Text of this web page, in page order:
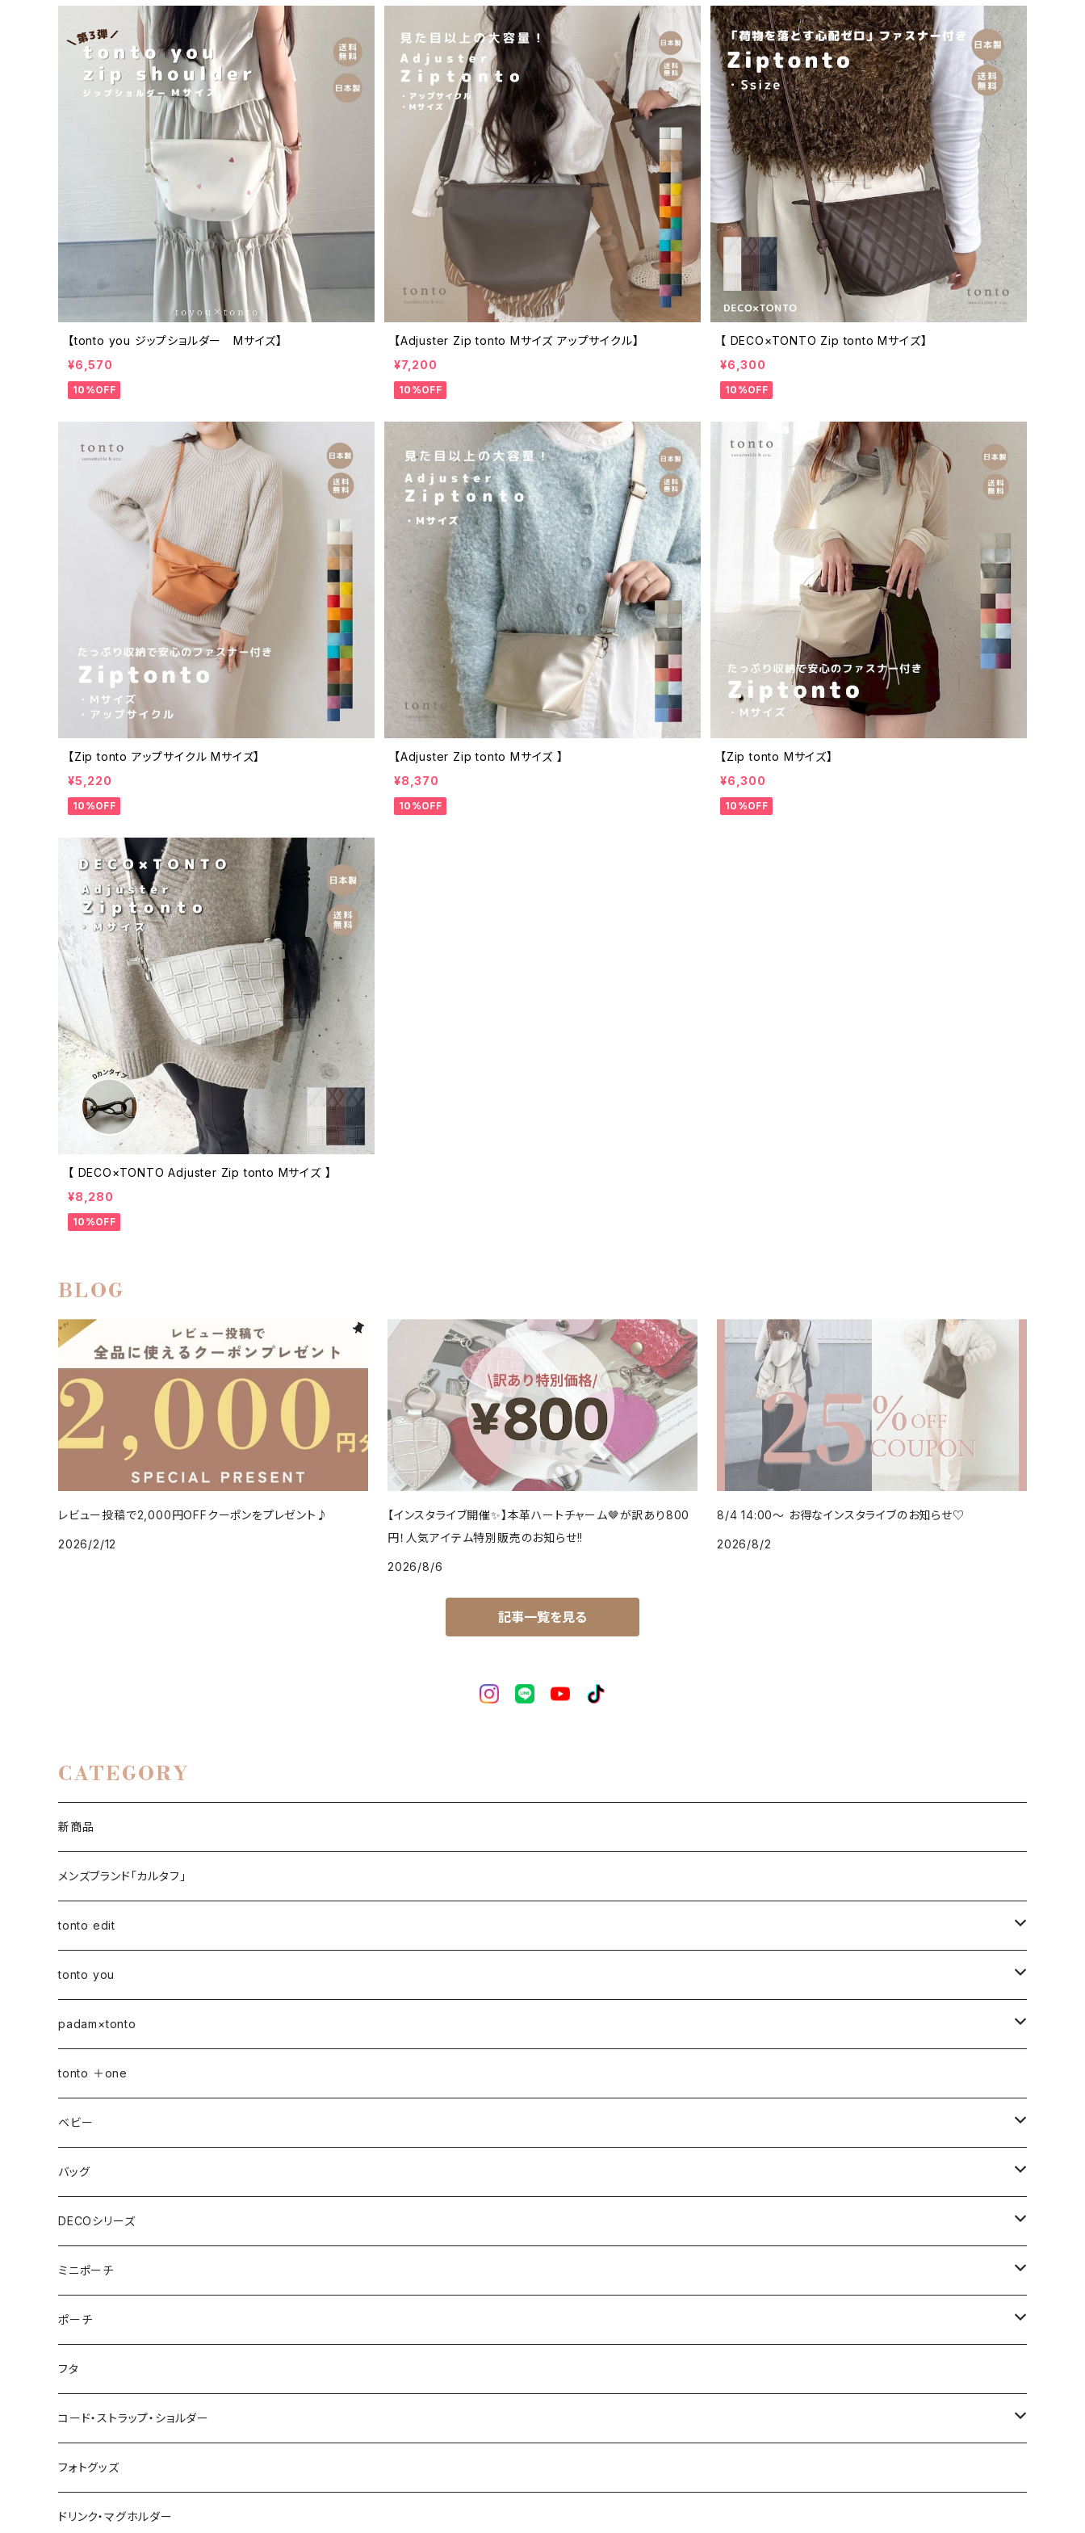
【tonto you ジップショルダー Mサイズ】
¥6,570
10%OFF
【Adjuster Zip tonto Mサイズ アップサイクル】
¥7,200
10%OFF
【 DECO×TONTO Zip tonto Mサイズ】
¥6,300
10%OFF
【Zip tonto アップサイクル Mサイズ】
¥5,220
10%OFF
【Adjuster Zip tonto Mサイズ 】
¥8,370
10%OFF
【Zip tonto Mサイズ】
¥6,300
10%OFF
【 DECO×TONTO Adjuster Zip tonto Mサイズ 】
¥8,280
10%OFF
BLOG
レビュー投稿で2,000円OFFクーポンをプレゼント♪
2026/2/12
【インスタライブ開催✨】本革ハートチャーム🤎が訳あり800
円！人気アイテム特別販売のお知らせ!!
2026/8/6
8/4 14:00～ お得なインスタライブのお知らせ♡
2026/8/2
記事一覧を見る
CATEGORY
新商品
メンズブランド「カルタフ」
tonto edit
petal bag
tonto you
ベビー
おむつポーチ
おむつポーチ fit
母子手帳ケース
ストローラーバッグ
バッグ
ショルダーバッグ
アジャスターショルダーバッグ
バッグイン巾着
マルシェバッグ
ポーチ
シカクポーチ
マルチポーチ
オールインポーチ
ボトルホルダー
ドリンク・マグホルダー
インテリア
レザーケース
ティッシュケース
ステーショナリー
ペンケース
ブックカバー
ストラップ
padam×tonto
Sサイズ
Mサイズ
tonto ＋one
ベビー
おむつポーチ
おむつポーチ
ポケット付きおむつポーチ
おむつポーチ fit
おむつポーチ fit
ポケット付きおむつポーチ fit
ストローラーバッグ
ウェットティッシュケース
NEWウェットティッシュケース
３点セット
ポケットティッシュケース
NEWポケットティッシュケース
３点セット
母子手帳ケース
マザーズバッグ
保冷保温ポーチ
バッグ
ショルダーバッグ
ファスナー付きショルダーバッグ
スマホショルダー
トートバッグ
トートバッグ
レザートートバッグ（横型）
ジップトント
Sサイズ
Mサイズ
マザーズバッグ
あずまバッグ
３way一升餅リュック
母子手帳ケース
DECOシリーズ
ショルダーバッグ
アジャスターショルダーバッグ
トートバッグ
ポーチ・小物ケース
スクエアバッグ
ジップトント
アジャスタージップトント
オケージョンバッグ
ミニポーチ
シカクポーチ
テトラポーチ
ポーチ
ポーチ
オールインポーチ
小物ケース
移動ポケット
フタ
コード・ストラップ・ショルダー
コード
レザーショルダー
フォトグッズ
ドリンク・マグホルダー